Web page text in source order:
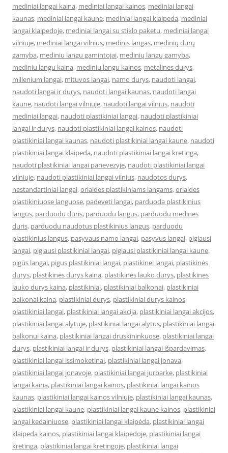
mediniai langai kaina, mediniai langai kainos, mediniai langai
kaunas, mediniai langai kaune, mediniai langai klaipeda, mediniai
langai klaipedoje, mediniai langai su stiklo paketu, mediniai langai
vilniuje, mediniai langai vilnius, medinis langas, medinių durų
gamyba, mediniu langu gamintojai, medinių langų gamyba,
mediniu langu kaina, mediniu langu kainos, metalines durys,
millenium langai, mituvos langai, namo durys, naudoti langai,
naudoti langai ir durys, naudoti langai kaunas, naudoti langai
kaune, naudoti langai vilniuje, naudoti langai vilnius, naudoti
mediniai langai, naudoti plastikiniai langai, naudoti plastikiniai
langai ir durys, naudoti plastikiniai langai kainos, naudoti
plastikiniai langai kaunas, naudoti plastikiniai langai kaune, naudoti
plastikiniai langai klaipeda, naudoti plastikiniai langai kretinga,
naudoti plastikiniai langai panevezyje, naudoti plastikiniai langai
vilniuje, naudoti plastikiniai langai vilnius, naudotos durys,
nestandartiniai langai,orlaides plastikiniams langams,orlaides
plastikiniuose languose, padeveti langai, parduoda plastikinius
langus, parduodu duris, parduodu langus, parduodu medines
duris, parduodu naudotus plastikinius langus, parduodu
plastikinius langus, pasyvaus namo langai, pasyvus langai, pigiausi
langai, pigiausi plastikiniai langai, pigiausi plastikiniai langai kaune,
pigūs langai, pigus plastikiniai langai, plastikinei langai, plastikinės
durys, plastikinės durys kaina, plastikinės lauko durys, plastikines
lauko durys kaina, plastikiniai, plastikiniai balkonai, plastikiniai
balkonai kaina, plastikiniai durys, plastikiniai durys kainos,
plastikiniai langai, plastikiniai langai akcija, plastikiniai langai akcijos,
plastikiniai langai alytuje, plastikiniai langai alytus, plastikiniai langai
balkonui kaina, plastikiniai langai druskininkuose, plastikiniai langai
durys, plastikiniai langai ir durys, plastikiniai langai išpardavimas,
plastikiniai langai issimoketinai, plastikiniai langai jonava,
plastikiniai langai jonavoje, plastikiniai langai jurbarke, plastikiniai
langai kaina, plastikiniai langai kainos, plastikiniai langai kainos
kaunas, plastikiniai langai kainos vilniuje, plastikiniai langai kaunas,
plastikiniai langai kaune, plastikiniai langai kaune kainos, plastikiniai
langai kedainiuose, plastikiniai langai klaipėda, plastikiniai langai
klaipeda kainos, plastikiniai langai klaipėdoje, plastikiniai langai
kretinga, plastikiniai langai kretingoje, plastikiniai langai